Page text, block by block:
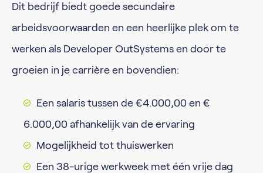
Dit bedrijf biedt goede secundaire
arbeidsvoorwaarden en een heerlijke plek om te
werken als Developer OutSystems en door te
groeien in je carrière en bovendien:
Een salaris tussen de €4.000,00 en €
6.000,00 afhankelijk van de ervaring
Mogelijkheid tot thuiswerken
Een 38-urige werkweek met één vrije dag